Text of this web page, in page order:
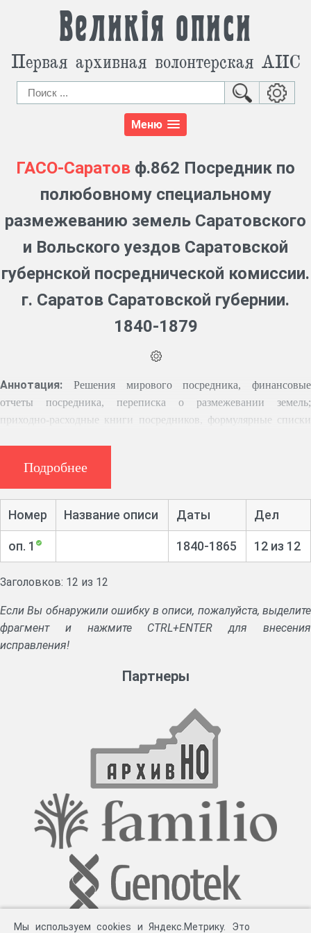
Великія описи
Первая архивная волонтерская АИС
Меню
ГАСО-Саратов ф.862 Посредник по
полюбовному специальному
размежеванию земель Саратовского
и Вольского уездов Саратовской
губернской посреднической комиссии.
г. Саратов Саратовской губернии.
1840-1879
Аннотация:
Решения мирового посредника, финансовые
отчеты посредника, переписка о размежевании земель;
приходно-расходные книги посредников, формулярные списки
Подробнее
Номер Название описи Даты Дел
оп. 1 1840-1865 12 из 12
Заголовков: 12 из 12
Если Вы обнаружили ошибку в описи, пожалуйста, выделите
фрагмент и нажмите CTRL+ENTER для внесения
исправления!
Партнеры
Мы используем cookies и Яндекс.Метрику. Это